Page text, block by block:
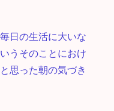
日の生活に大いな
うそのことにおけ
思った朝の気づき